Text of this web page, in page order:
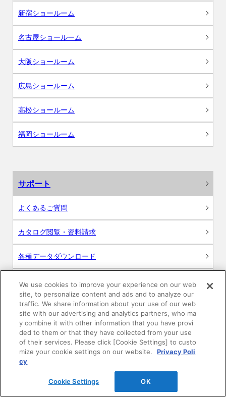
新宿ショールーム
名古屋ショールーム
大阪ショールーム
広島ショールーム
高松ショールーム
福岡ショールーム
サポート
よくあるご質問
カタログ閲覧・資料請求
各種データダウンロード
WEB見積・各種シミュレーション
交換用部品の購入
修理・点検
お問い合わせ
We use cookies to improve your experience on our web
site, to personalize content and ads and to analyze our
traffic. We share information about your use of our web
site with our advertising and analytics partners, who ma
y combine it with other information that you have provi
ded to them or that they have collected from your use
of their services. Please click [Cookie Settings] to custo
mize your cookie settings on our website.
Privacy Poli
cy
Cookie Settings OK